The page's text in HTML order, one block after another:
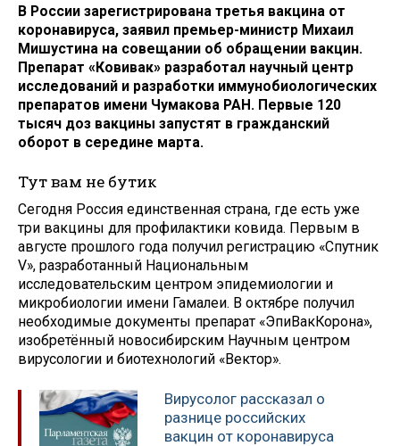
В России зарегистрирована третья вакцина от
коронавируса, заявил премьер-министр Михаил
Мишустина на совещании об обращении вакцин.
Препарат «Ковивак» разработал научный центр
исследований и разработки иммунобиологических
препаратов имени Чумакова РАН. Первые 120
тысяч доз вакцины запустят в гражданский
оборот в середине марта.
Тут вам не бутик
Сегодня Россия единственная страна, где есть уже
три вакцины для профилактики ковида. Первым в
августе прошлого года получил регистрацию «Спутник
V», разработанный Национальным
исследовательским центром эпидемиологии и
микробиологии имени Гамалеи. В октябре получил
необходимые документы препарат «ЭпиВакКорона»,
изобретённый новосибирским Научным центром
вирусологии и биотехнологий «Вектор».
Вирусолог рассказал о
разнице российских
вакцин от коронавируса